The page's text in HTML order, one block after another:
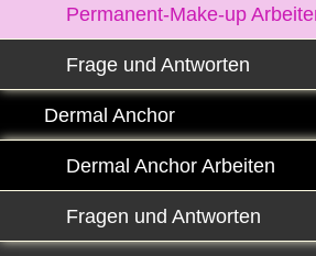
Permanent-Make-up
Frage und Antworten
Dermal Anchor
Dermal Anchor Arbeiten
Fragen und Antworten